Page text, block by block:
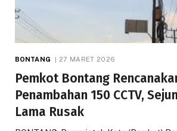
BONTANG 27 MARET 2026
Pemkot Bontang
Penambahan 150 CCTV,
Lama Rusak